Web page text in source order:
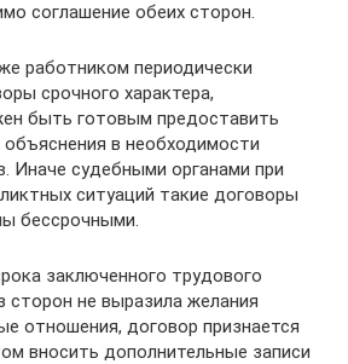
соглашение обеих сторон.
работником периодически
срочного характера,
быть готовым предоставить
в необходимости
Иначе судебными органами при
ситуаций такие договоры
бессрочными.
заключенного трудового
сторон не выразила желания
отношения, договор признается
вносить дополнительные записи